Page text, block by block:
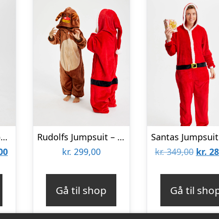
Snemandens Jumpsuit – dame / kvinder
Den
kr. 280,00.
Rudolfs Jumpsuit – Børn
kr. 299,00
Gå til shop
kr.349,00 Den
kr.
kr.
Gå til